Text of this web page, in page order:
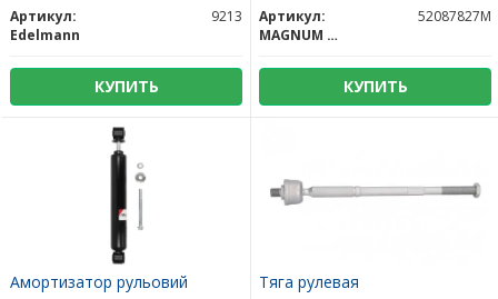
Артикул:
9213
Edelmann
КУПИТЬ
Артикул:
52087827M
MAGNUM TECHNOLOGY
КУПИТЬ
Амортизатор рульовий Тяга рулевая